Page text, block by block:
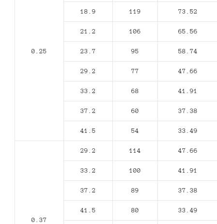
0.25
18.9 119 73.52
21.2 106 65.56
23.7 95 58.74
29.2 77 47.66
33.2 68 41.91
37.2 60 37.38
41.5 54 33.49
0.37
29.2 114 47.66
33.2 100 41.91
37.2 89 37.38
41.5 80 33.49